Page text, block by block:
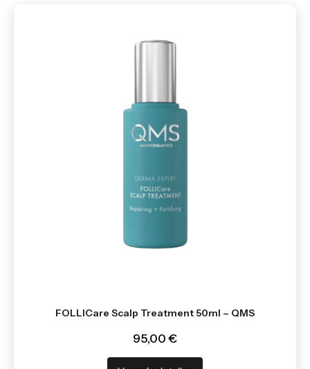
FOLLICare Scalp Treatment 50ml – QMS
95,00 €